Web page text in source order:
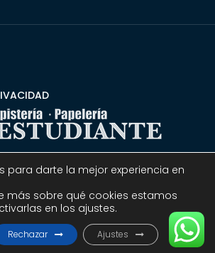
Y REEMBOLSOS
Papelería El estudiante | Todos los
derechos reservados.
para darte la mejor experiencia en
más sobre qué cookies estamos
en los ajustes.
Rechazar Ajustes